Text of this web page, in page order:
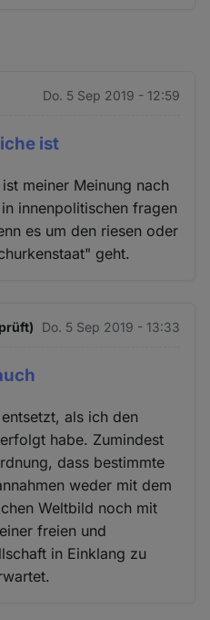
Do. 5 Sep 2019 - 12:59
ist
meiner Meinung nach
innenpolitischen fragen
es um den riesen oder
geht.
Do. 5 Sep 2019 - 13:33
als ich den
habe. Zumindest
dass bestimmte
weder mit dem
Weltbild noch mit
freien und
in Einklang zu